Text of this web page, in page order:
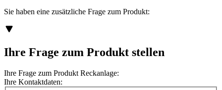
Sie haben eine zusätzliche Frage zum Produkt:
Ihre Frage zum Produkt stellen
Ihre Frage zum Produkt Reckanlage:
Ihre Kontaktdaten: